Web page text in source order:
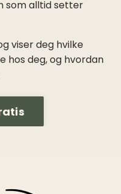
som alltid setter
viser deg hvilke
hos deg, og hvordan